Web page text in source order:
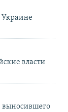
Украине
власти
выносившего